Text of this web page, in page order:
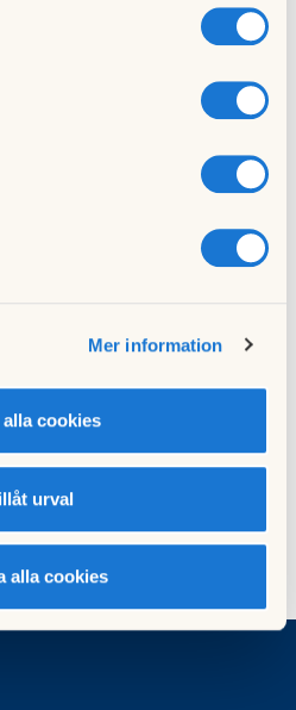
tillåta ett urval.
Mer information
cookies
urval
alla cookies
för boende 325 :- utanför boendet